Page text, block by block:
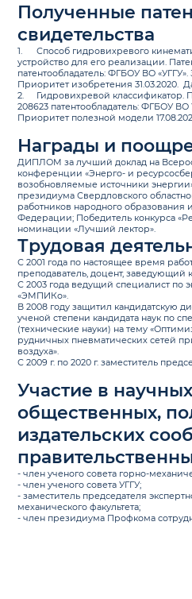
Полученные
свидетельства
1.
Способ гидровихревого
устройство для его реализации.
патентообладатель: ФГБОУ ВО «УГГУ».
Приоритет изобретения 31.03.2020.
2.
Гидровихревой классификатор.
208623 патентообладатель: ФГБОУ ВО
Приоритет полезной модели
Награды и
ДИПЛОМ за лучший доклад на
конференции «Энерго- и
возобновляемые источники
президиума Свердловского
работников народного образования
Федерации; Победитель конкурса
номинации «Лучший лектор».
Трудовая
С 2001 года по настоящее время
преподаватель, доцент, заведующий
С 2003 года ведущий специалист
«ЭМПИКо».
В 2008 году защитил кандидатскую
ученой степени кандидата наук по
(технические науки) на тему
рудничных пневматических сетей
воздуха».
С 2009 г. по 2020 г. заместитель
Участие в
общественных,
издательских
- член ученого совета горно-
- член ученого совета УГГУ;
- заместитель председателя
механического факультета;
- член президиума Профкома